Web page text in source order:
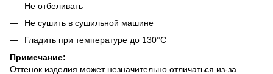
Не отбеливать
Не сушить в сушильной машине
Гладить при температуре до 130°C
Примечание:
Оттенок изделия может незначительно отличаться из-за